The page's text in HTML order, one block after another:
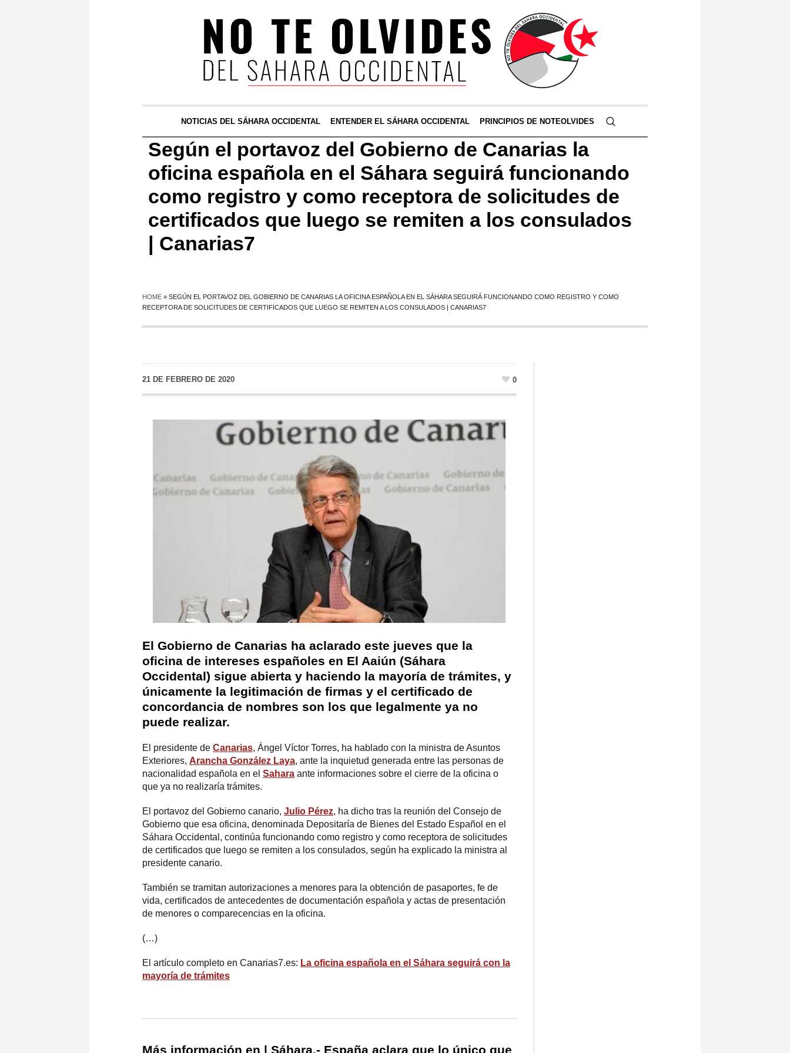
NOTICIAS DEL SÁHARA OCCIDENTAL ENTENDER EL SÁHARA OCCIDENTAL PRINCIPIOS DE NOTEOLVIDES
Según el portavoz del Gobierno de Canarias la
oficina española en el Sáhara seguirá funcionando
como registro y como receptora de solicitudes de
certificados que luego se remiten a los consulados
| Canarias7
HOME » SEGÚN EL PORTAVOZ DEL GOBIERNO DE CANARIAS LA OFICINA ESPAÑOLA EN EL SÁHARA SEGUIRÁ FUNCIONANDO COMO REGISTRO Y COMO
RECEPTORA DE SOLICITUDES DE CERTIFICADOS QUE LUEGO SE REMITEN A LOS CONSULADOS | CANARIAS7
21 DE FEBRERO DE 2020 0
El Gobierno de Canarias ha aclarado este jueves que la
oficina de intereses españoles en El Aaiún (Sáhara
Occidental) sigue abierta y haciendo la mayoría de trámites, y
únicamente la legitimación de firmas y el certificado de
concordancia de nombres son los que legalmente ya no
puede realizar.
El presidente de Canarias, Ángel Víctor Torres, ha hablado con la ministra de Asuntos
Exteriores, Arancha González Laya, ante la inquietud generada entre las personas de
nacionalidad española en el Sahara ante informaciones sobre el cierre de la oficina o
que ya no realizaría trámites.
El portavoz del Gobierno canario, Julio Pérez, ha dicho tras la reunión del Consejo de
Gobierno que esa oficina, denominada Depositaría de Bienes del Estado Español en el
Sáhara Occidental, continúa funcionando como registro y como receptora de solicitudes
de certificados que luego se remiten a los consulados, según ha explicado la ministra al
presidente canario.
También se tramitan autorizaciones a menores para la obtención de pasaportes, fe de
vida, certificados de antecedentes de documentación española y actas de presentación
de menores o comparecencias en la oficina.
(…)
El artículo completo en Canarias7.es: La oficina española en el Sáhara seguirá con la
mayoría de trámites
Más información en | Sáhara.- España aclara que lo único que